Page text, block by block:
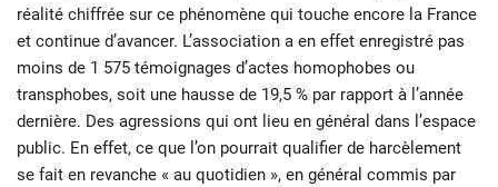
réalité chiffrée sur ce phénomène qui touche encore la France
et continue d’avancer. L’association a en effet enregistré pas
moins de 1 575 témoignages d’actes homophobes ou
transphobes, soit une hausse de 19,5 % par rapport à l’année
dernière. Des agressions qui ont lieu en général dans l’espace
public. En effet, ce que l’on pourrait qualifier de harcèlement
se fait en revanche « au quotidien », en général commis par